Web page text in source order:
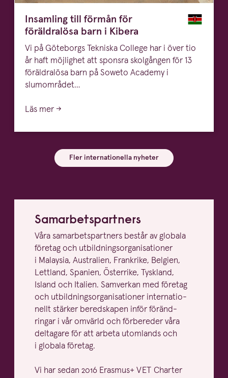
Insamling till förmån för
föräldralösa barn i Kibera
Vi på Göteborgs Tekniska College har i över tio
år haft möjlighet att sponsra skolgången för 13
föräldralösa barn på Soweto Academy i
slumområdet…
Läs mer →
Fler internationella nyheter
Samar­bets­partners
Våra samar­bets­partners består av globala
företag och utbild­nings­or­ga­ni­sa­tioner
i Malaysia, Australien, Frankrike, Belgien,
Lettland, Spanien, Österrike, Tyskland,
Island och Italien. Samverkan med företag
och utbild­nings­or­ga­ni­sa­tioner inter­na­tio­
nellt stärker beredskapen inför föränd­
ringar i vår omvärld och förbereder våra
deltagare för att arbeta utomlands och
i globala företag.
Vi har sedan 2016 Erasmus+ VET
Charter